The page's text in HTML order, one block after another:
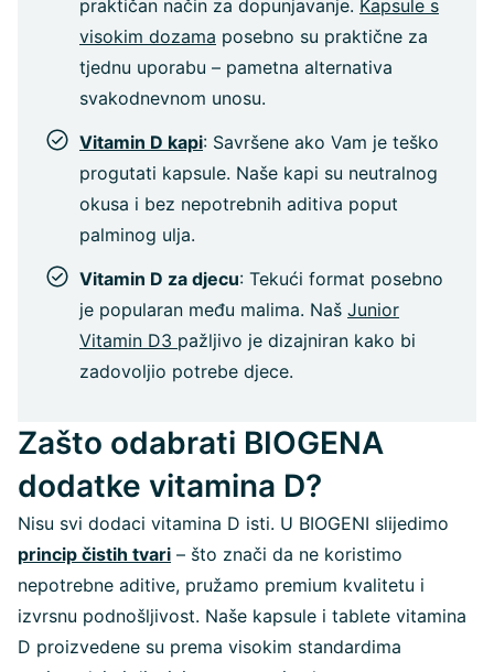
praktičan način za dopunjavanje. Kapsule s
visokim dozama posebno su praktične za
tjednu uporabu – pametna alternativa
svakodnevnom unosu.
Vitamin D kapi: Savršene ako Vam je teško
progutati kapsule. Naše kapi su neutralnog
okusa i bez nepotrebnih aditiva poput
palminog ulja.
Vitamin D za djecu: Tekući format posebno
je popularan među malima. Naš Junior
Vitamin D3 pažljivo je dizajniran kako bi
zadovoljio potrebe djece.
Zašto odabrati BIOGENA
dodatke vitamina D?
Nisu svi dodaci vitamina D isti. U BIOGENI slijedimo
princip čistih tvari – što znači da ne koristimo
nepotrebne aditive, pružamo premium kvalitetu i
izvrsnu podnošljivost. Naše kapsule i tablete vitamina
D proizvedene su prema visokim standardima